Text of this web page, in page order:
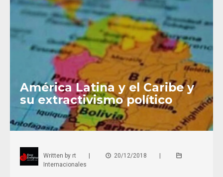
América Latina y el Caribe y
su extractivismo político
Written by rt | 20/12/2018
|
Internacionales